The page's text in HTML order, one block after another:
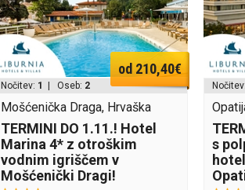
od 210,40€
Nočitev: 1 | Oseb: 2
Mošćenička Draga, Hrvaška
TERMINI DO 1.11.! Hotel
Marina 4* z otroškim
vodnim igriščem v
Mošćenički Dragi!
Nočitev:
s